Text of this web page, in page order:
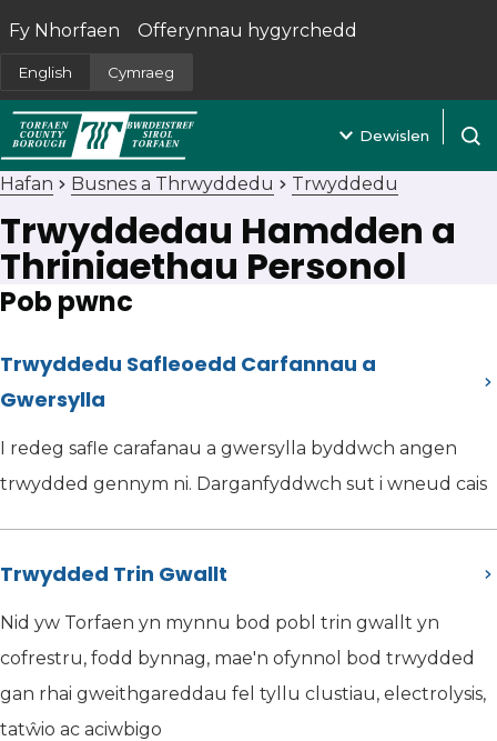
English Cymraeg
Fy Nhorfaen
(yn agor mewn tab newydd)
Offerynnau hygyrchedd
Dewislen
Hafan Busnes a Thrwyddedu Trwyddedu
Trwyddedau Hamdden a
Thriniaethau Personol
Pob pwnc
Trwyddedu Safleoedd Carfannau a
Gwersylla
I redeg safle carafanau a gwersylla byddwch angen
trwydded gennym ni. Darganfyddwch sut i wneud cais
Trwydded Trin Gwallt
Nid yw Torfaen yn mynnu bod pobl trin gwallt yn
cofrestru, fodd bynnag, mae'n ofynnol bod trwydded
gan rhai gweithgareddau fel tyllu clustiau, electrolysis,
tatŵio ac aciwbigo